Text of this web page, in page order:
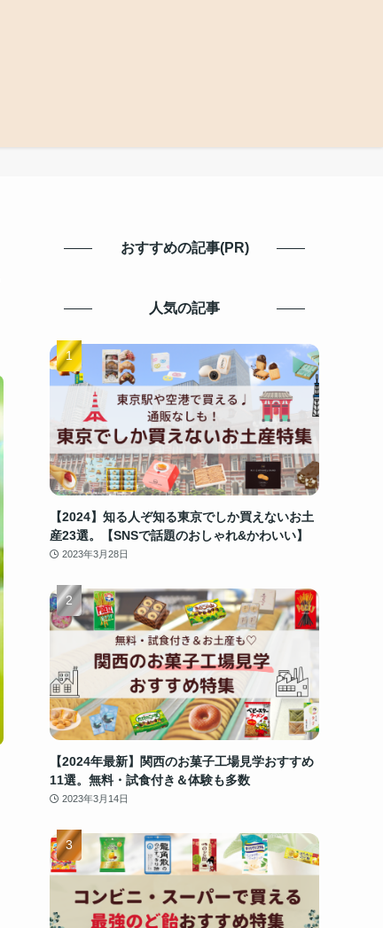
おすすめの記事(PR)
人気の記事
【2024】知る人ぞ知る東京でしか買えないお土
産23選。【SNSで話題のおしゃれ&かわいい】
2023年3月28日
【2024年最新】関西のお菓子工場見学おすすめ
11選。無料・試食付き＆体験も多数
2023年3月14日